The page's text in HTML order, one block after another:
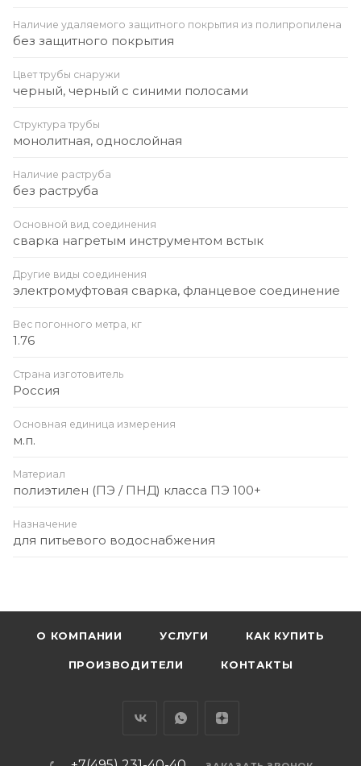
Наличие удаляемого защитного покрытия из полипропилена
без защитного покрытия
Цвет трубы снаружи
черный, черный с синими полосами
Структура трубы
монолитная, однослойная
Наличие раструба
без раструба
Основной вид соединения
сварка нагретым инструментом встык
Другие виды соединения
электромуфтовая сварка, фланцевое соединение
Вес погонного метра, кг
1.76
Страна изготовитель
Россия
Основная единица измерения
м.п.
Материал
полиэтилен (ПЭ / ПНД) класса ПЭ 100+
Назначение
для питьевого водоснабжения
О КОМПАНИИ УСЛУГИ КАК КУПИТЬ
ПРОИЗВОДИТЕЛИ КОНТАКТЫ